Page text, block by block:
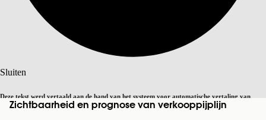
Sluiten
Deze tekst werd vertaald aan de hand van het systeem voor automatische vertaling van
Salesforce. U vindt hier meer details. Overschakelen op Engels Niet nu
Zichtbaarheid en prognose van verkooppijplijn
Zoeken